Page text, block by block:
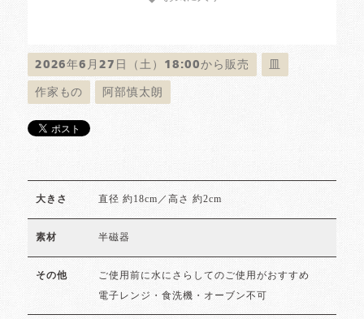
2026年6月27日（土）18:00から販売
作家もの 阿部慎太朗
大きさ 直径 約18cm／高さ 約2cm
素材 半磁器
その他 ご使用前に水にさらしてのご使用がおすすめ
電子レンジ・食洗機・オーブン不可